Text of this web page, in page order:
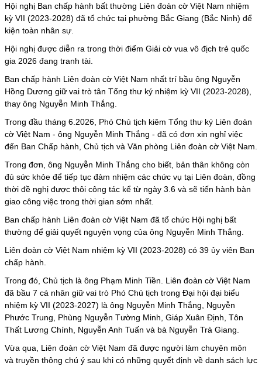
Hội nghị Ban chấp hành bất thường Liên đoàn cờ Việt Nam nhiệm
kỳ VII (2023-2028) đã tổ chức tại phường Bắc Giang (Bắc Ninh) để
kiện toàn nhân sự.
Hội nghị được diễn ra trong thời điểm Giải cờ vua vô địch trẻ quốc
gia 2026 đang tranh tài.
Ban chấp hành Liên đoàn cờ Việt Nam nhất trí bầu ông Nguyễn
Hồng Dương giữ vai trò tân Tổng thư ký nhiệm kỳ VII (2023-2028),
thay ông Nguyễn Minh Thắng.
Trong đầu tháng 6.2026, Phó Chủ tịch kiêm Tổng thư ký Liên đoàn
cờ Việt Nam - ông Nguyễn Minh Thắng - đã có đơn xin nghỉ việc
đến Ban Chấp hành, Chủ tịch và Văn phòng Liên đoàn cờ Việt Nam.
Trong đơn, ông Nguyễn Minh Thắng cho biết, bản thân không còn
đủ sức khỏe để tiếp tục đảm nhiệm các chức vụ tại Liên đoàn, đồng
thời đề nghị được thôi công tác kể từ ngày 3.6 và sẽ tiến hành bàn
giao công việc trong thời gian sớm nhất.
Ban chấp hành Liên đoàn cờ Việt Nam đã tổ chức Hội nghị bất
thường để giải quyết nguyện vọng của ông Nguyễn Minh Thắng.
Liên đoàn cờ Việt Nam nhiệm kỳ VII (2023-2028) có 39 ủy viên Ban
chấp hành.
Trong đó, Chủ tịch là ông Phạm Minh Tiền. Liên đoàn cờ Việt Nam
đã bầu 7 cá nhân giữ vai trò Phó Chủ tịch trong Đại hội đại biểu
nhiệm kỳ VII (2023-2027) là ông Nguyễn Minh Thắng, Nguyễn
Phước Trung, Phùng Nguyễn Tường Minh, Giáp Xuân Định, Tôn
Thất Lương Chính, Nguyễn Anh Tuấn và bà Nguyễn Trà Giang.
Vừa qua, Liên đoàn cờ Việt Nam đã được người làm chuyên môn
và truyền thông chú ý sau khi có những quyết định về danh sách lực